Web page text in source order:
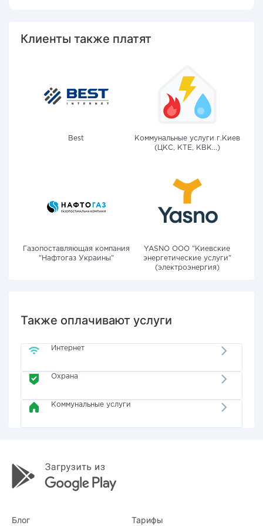
Клиенты также платят
Best
Коммунальные услуги г.Киев
(ЦКС, КТЕ, КВК...)
Газопоставляющая компания
"Нафтогаз Украины"
YASNO OOO "Киевские
энергетические услуги"
(электроэнергия)
Также оплачивают услуги
Интернет
Охрана
Коммунальные услуги
Блог Тарифы